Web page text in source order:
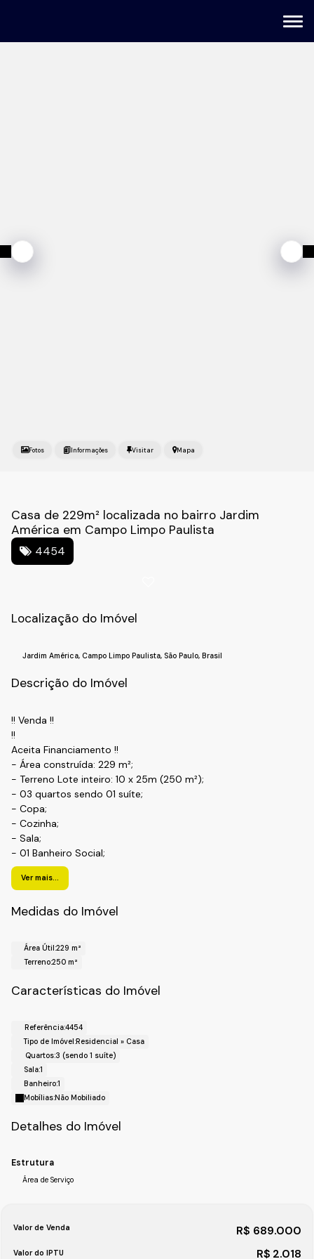
Fotos Mapa
Casa de 229m² localizada no bairro Jardim
América em Campo Limpo Paulista
4454
Localização do Imóvel
Jardim América, Campo Limpo Paulista, São Paulo,Brasil
Descrição do Imóvel
!! Venda !!
!!
Aceita Financiamento !!
- Área construída: 229 m²;
- Terreno Lote inteiro: 10 x 25m (250 m²);
- 03 quartos sendo 01 suíte;
- Copa;
- Cozinha;
- Sala;
- 01 Banheiro Social;
- Garagem coberta para 04 carros (cabe até cinco);
-. Corredor Lateral com 1.20m de largura;
banheiro;
- Jardim de Inverno.
!! Localização !!
Cidade: Campo Limpo Paulista- SP.
Fale com a Fiveh Soluções Imobiliárias !!!
(11) 4492-7939 / (11) 9 3055-8033 (WhatsApp).
Ver mais...
Medidas do Imóvel
Área Útil:229 m²
Terreno:250 m²
Características do Imóvel
Referência:4454
Tipo de Imóvel:Residencial » Casa
Quartos:3 (sendo 1 suíte)
Sala:1
Banheiro:1
Mobílias:Não Mobiliado
Detalhes do Imóvel
Estrutura
Área de Serviço
R$ 689.000
Valor de Venda
Valor do IPTU R$ 2.018